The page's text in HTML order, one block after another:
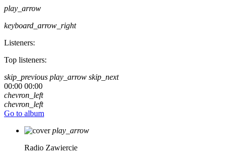
play_arrow
keyboard_arrow_right
Listeners:
Top listeners:
skip_previous play_arrow skip_next
00:00 00:00
chevron_left
chevron_left
Go to album
play_arrow
Radio Zawiercie